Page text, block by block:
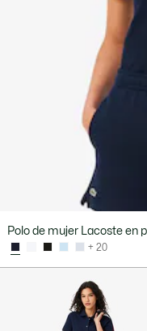
Polo de mujer Lacoste en
+ 20